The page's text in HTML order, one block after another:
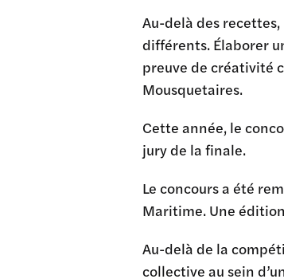
Au-delà des
différents. Élaborer
preuve de créativité
Mousquetaires.
Cette année, le
jury de la finale.
Le concours a été
Maritime. Une
Au-delà de la
collective au sein